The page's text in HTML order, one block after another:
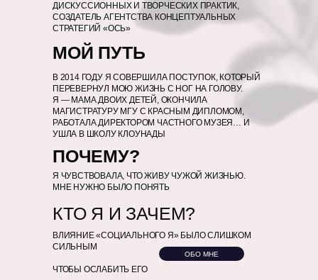
ДИСКУССИОННЫХ И ТВОРЧЕСКИХ ПРАКТИК,
СОЗДАТЕЛЬ АГЕНТСТВА КОНЦЕПТУАЛЬНЫХ
СТРАТЕГИЙ «ОСЬ»
МОЙ ПУТЬ
ВЛИЯНИЕ «СОЦИАЛЬНОГО Я» БЫЛО СЛИШКОМ
СИЛЬНЫМ
ЧТОБЫ ОСЛАБИТЬ ЕГО
КТО Я И ЗАЧЕМ?
ПОЧЕМУ?
В 2014 ГОДУ Я СОВЕРШИЛА ПОСТУПОК, КОТОРЫЙ
ПЕРЕВЕРНУЛ МОЮ ЖИЗНЬ С НОГ НА ГОЛОВУ.
Я — МАМА ДВОИХ ДЕТЕЙ, ОКОНЧИЛА
МАГИСТРАТУРУ МГУ С КРАСНЫМ ДИПЛОМОМ,
РАБОТАЛА ДИРЕКТОРОМ ЧАСТНОГО МУЗЕЯ… И
УШЛА В ШКОЛУ КЛОУНАДЫ
Я ЧУВСТВОВАЛА, ЧТО ЖИВУ ЧУЖОЙ ЖИЗНЬЮ.
МНЕ НУЖНО БЫЛО ПОНЯТЬ
ОБО МНЕ